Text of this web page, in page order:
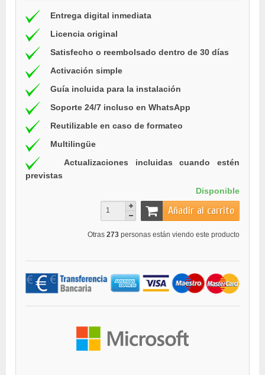
Entrega digital inmediata
Licencia original
Satisfecho o reembolsado dentro de 30 días
Activación simple
Guía incluida para la instalación
Soporte 24/7 incluso en WhatsApp
Reutilizable en caso de formateo
Multilingüe
Actualizaciones incluidas cuando estén
previstas
Disponible
Añadir al carrito
Otras 273 personas están viendo este producto